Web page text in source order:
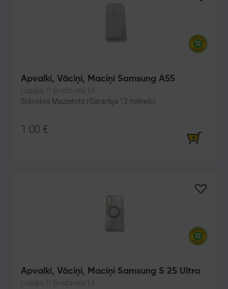
Apvalki, Vāciņi, Maciņi Samsung A55
Liepāja, P. Brieža iela 14
Stāvoklis Mazlietots (Garantija 12 mēneši)
1.00 €
Apvalki, Vāciņi, Maciņi Samsung S 25 Ultra
Liepāja, P. Brieža iela 14